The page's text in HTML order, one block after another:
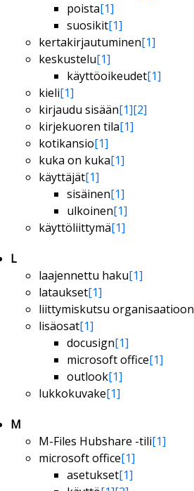
poista[1]
suosikit[1]
kertakirjautuminen[1]
keskustelu[1]
käyttöoikeudet[1]
kieli[1]
kirjaudu sisään[1][2]
kirjekuoren tila[1]
kotikansio[1]
kuka on kuka[1]
käyttäjät[1]
sisäinen[1]
ulkoinen[1]
käyttöliittymä[1]
L
laajennettu haku[1]
lataukset[1]
liittymiskutsu organisaatioon
lisäosat[1]
docusign[1]
microsoft office[1]
outlook[1]
lukkokuvake[1]
M
M-Files Hubshare -tili[1]
microsoft office[1]
asetukset[1]